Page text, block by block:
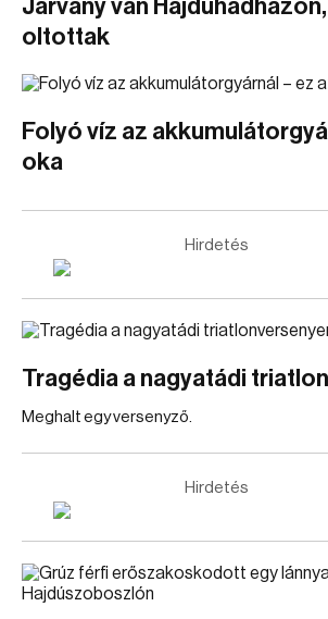
Járvány van
oltottak
Folyó víz az
oka
Hirdetés
Tragédia a nagyatádi
Meghalt egy versenyző.
Hirdetés